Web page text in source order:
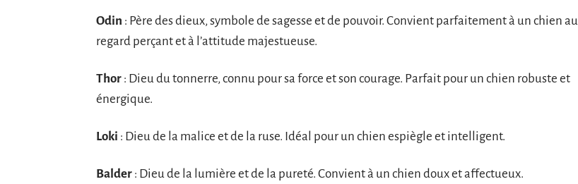
Odin : Père des dieux, symbole de sagesse et de pouvoir. Convient parfaitement à un chien au
regard perçant et à l’attitude majestueuse.
Thor : Dieu du tonnerre, connu pour sa force et son courage. Parfait pour un chien robuste et
énergique.
Loki : Dieu de la malice et de la ruse. Idéal pour un chien espiègle et intelligent.
Balder : Dieu de la lumière et de la pureté. Convient à un chien doux et affectueux.